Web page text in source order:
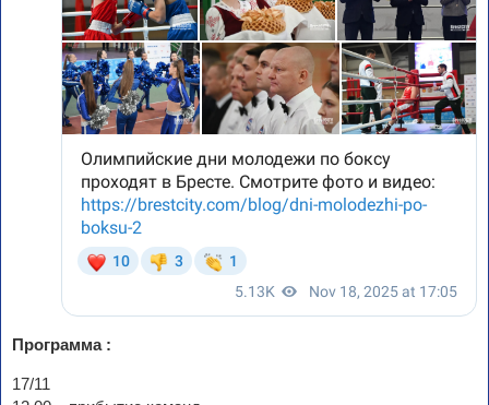
Программа :
17/11